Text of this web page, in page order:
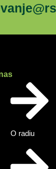
O radiu